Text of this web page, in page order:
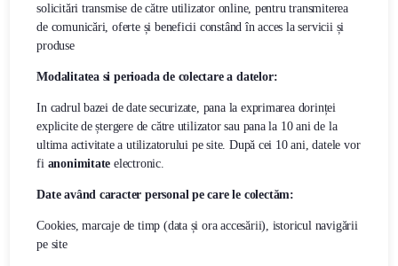
solicitări transmise de către utilizator online, pentru transmiterea
de comunicări, oferte și beneficii constând în acces la servicii și
produse
Modalitatea si perioada de colectare a datelor:
In cadrul bazei de date securizate, pana la exprimarea dorinței
explicite de ștergere de către utilizator sau pana la 10 ani de la
ultima activitate a utilizatorului pe site. După cei 10 ani, datele vor
fi anonimitate electronic.
Date având caracter personal pe care le colectăm:
Cookies, marcaje de timp (data și ora accesării), istoricul navigării
pe site